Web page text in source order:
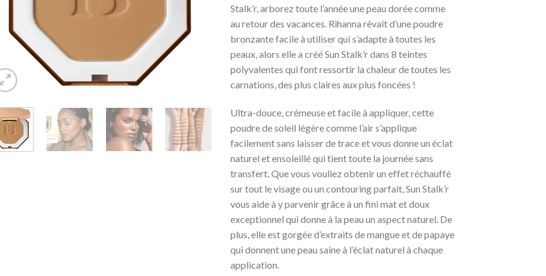
Stalk’r, arborez toute l’année une peau dorée comme
au retour des vacances. Rihanna rêvait d’une poudre
bronzante facile à utiliser qui s’adapte à toutes les
peaux, alors elle a créé Sun Stalk’r dans 8 teintes
polyvalentes qui font ressortir la chaleur de toutes les
carnations, des plus claires aux plus foncées !
Ultra-douce, crémeuse et facile à appliquer, cette
poudre de soleil légère comme l’air s’applique
facilement sans laisser de trace et vous donne un éclat
naturel et ensoleillé qui tient toute la journée sans
transfert. Que vous vouliez obtenir un effet réchauffé
sur tout le visage ou un contouring parfait, Sun Stalk’r
vous aide à y parvenir grâce à un fini mat et doux
exceptionnel qui donne à la peau un aspect naturel. De
plus, elle est gorgée d’extraits de mangue et de papaye
qui donnent une peau saine à l’éclat naturel à chaque
application.